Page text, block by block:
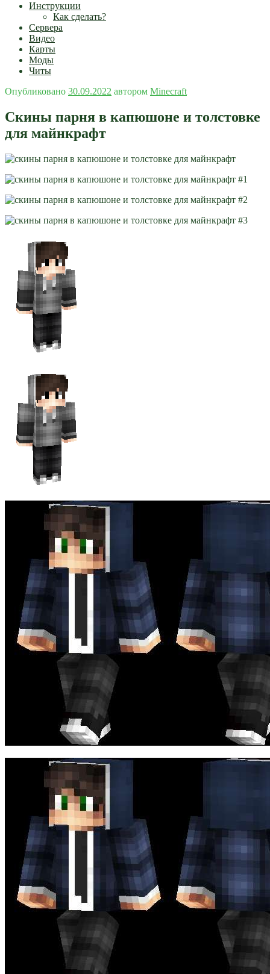
Инструкции
Как сделать?
Сервера
Видео
Карты
Моды
Читы
Опубликовано 30.09.2022 автором Minecraft
Скины парня в капюшоне и толстовке
для майнкрафт